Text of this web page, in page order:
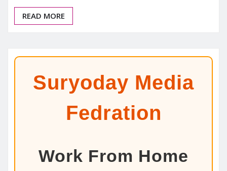
READ MORE
Suryoday Media
Fedration
Work From Home